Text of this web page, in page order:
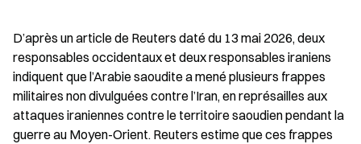
D’après un article de Reuters daté du 13 mai 2026, deux
responsables occidentaux et deux responsables iraniens
indiquent que l’Arabie saoudite a mené plusieurs frappes
militaires non divulguées contre l’Iran, en représailles aux
attaques iraniennes contre le territoire saoudien pendant la
guerre au Moyen-Orient. Reuters estime que ces frappes